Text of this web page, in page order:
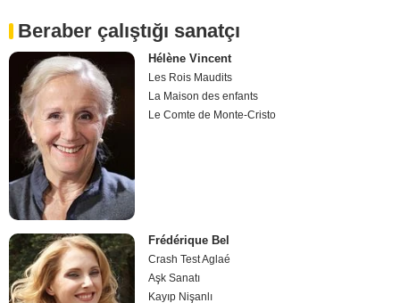
Beraber çalıştığı sanatçı
Hélène Vincent
Les Rois Maudits
La Maison des enfants
Le Comte de Monte-Cristo
Frédérique Bel
Crash Test Aglaé
Aşk Sanatı
Kayıp Nişanlı